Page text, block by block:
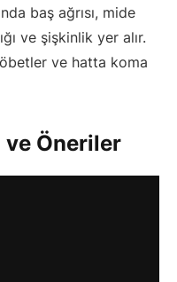
baş ağrısı, mide
ve şişkinlik yer alır.
ve hatta koma
ve Öneriler